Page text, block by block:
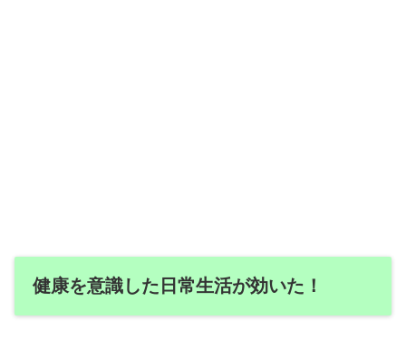
健康を意識した日常生活が効いた！